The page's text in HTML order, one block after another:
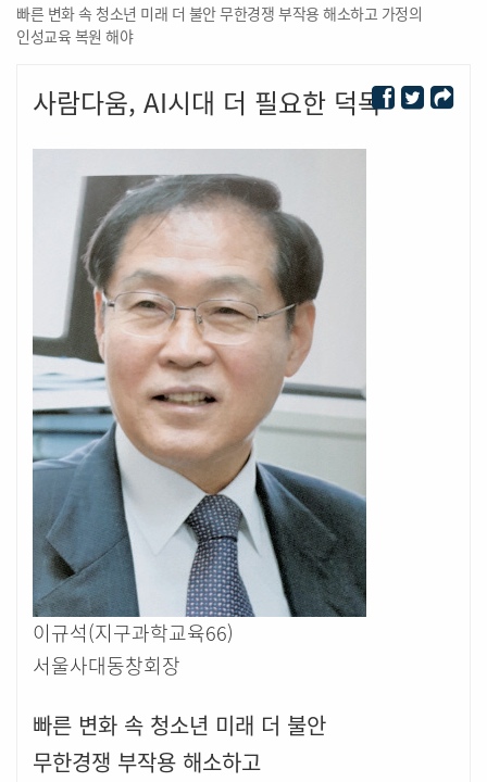
빠른 변화 속 청소년 미래 더 불안 무한경쟁 부작용 해소하고 가정의
인성교육 복원 해야
사람다움, AI시대 더 필요한 덕목
이규석(지구과학교육66)
서울사대동창회장
빠른 변화 속 청소년 미래 더 불안
무한경쟁 부작용 해소하고